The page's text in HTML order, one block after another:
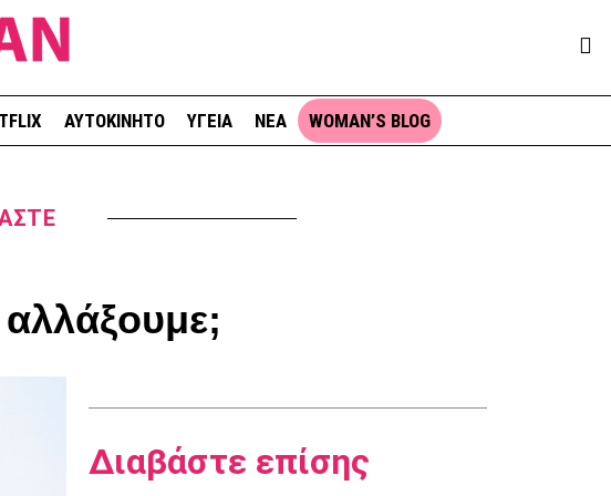
ΑΥΤΟΚΙΝΗΤΟ ΥΓΕΙΑ ΝΕΑ WOMAN’S BLOG
Διαβάστε επίσης